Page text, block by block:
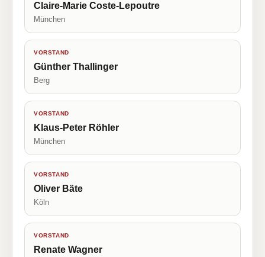
Claire-Marie Coste-Lepoutre
München
VORSTAND
Günther Thallinger
Berg
VORSTAND
Klaus-Peter Röhler
München
VORSTAND
Oliver Bäte
Köln
VORSTAND
Renate Wagner